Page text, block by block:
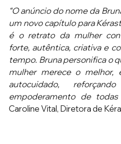
“O anúncio do nome da
um novo capítulo para
é o retrato da mulher
forte, autêntica, criativa e
tempo. Bruna personifica o
mulher merece o
autocuidado,
empoderamento de todas
Caroline Vital, Diretora de